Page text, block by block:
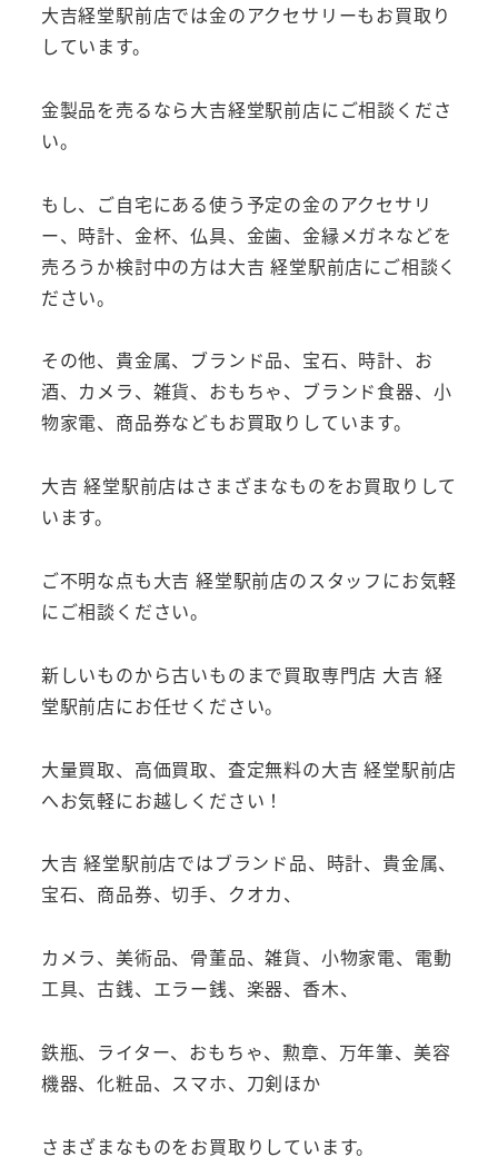
大吉経堂駅前店では金のアクセサリーもお買取り
しています。
金製品を売るなら大吉経堂駅前店にご相談くださ
い。
もし、ご自宅にある使う予定の金のアクセサリ
ー、時計、金杯、仏具、金歯、金縁メガネなどを
売ろうか検討中の方は大吉 経堂駅前店にご相談く
ださい。
その他、貴金属、ブランド品、宝石、時計、お
酒、カメラ、雑貨、おもちゃ、ブランド食器、小
物家電、商品券などもお買取りしています。
大吉 経堂駅前店はさまざまなものをお買取りして
います。
ご不明な点も大吉 経堂駅前店のスタッフにお気軽
にご相談ください。
新しいものから古いものまで買取専門店 大吉 経
堂駅前店にお任せください。
大量買取、高価買取、査定無料の大吉 経堂駅前店
へお気軽にお越しください！
大吉 経堂駅前店ではブランド品、時計、貴金属、
宝石、商品券、切手、クオカ、
カメラ、美術品、骨董品、雑貨、小物家電、電動
工具、古銭、エラー銭、楽器、香木、
鉄瓶、ライター、おもちゃ、勲章、万年筆、美容
機器、化粧品、スマホ、刀剣ほか
さまざまなものをお買取りしています。